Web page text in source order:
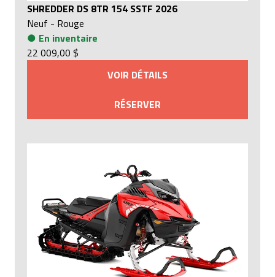
SHREDDER DS 8TR 154 SSTF 2026
Neuf - Rouge
● En inventaire
22 009,00 $
VOIR DÉTAILS
RÉSERVER